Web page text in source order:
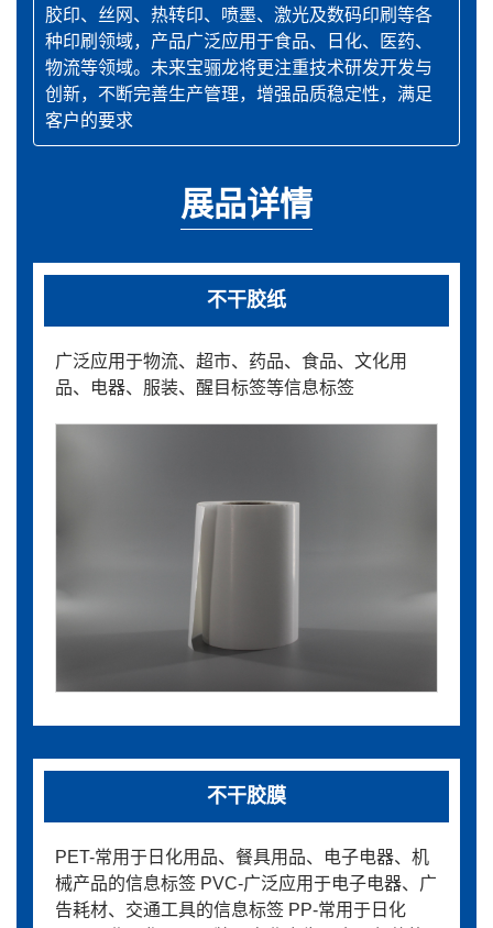
胶印、丝网、热转印、喷墨、激光及数码印刷等各
种印刷领域，产品广泛应用于食品、日化、医药、
物流等领域。未来宝骊龙将更注重技术研发开发与
创新，不断完善生产管理，增强品质稳定性，满足
客户的要求
展品详情
不干胶纸
广泛应用于物流、超市、药品、食品、文化用
品、电器、服装、醒目标签等信息标签
不干胶膜
PET-常用于日化用品、餐具用品、电子电器、机
械产品的信息标签 PVC-广泛应用于电子电器、广
告耗材、交通工具的信息标签 PP-常用于日化